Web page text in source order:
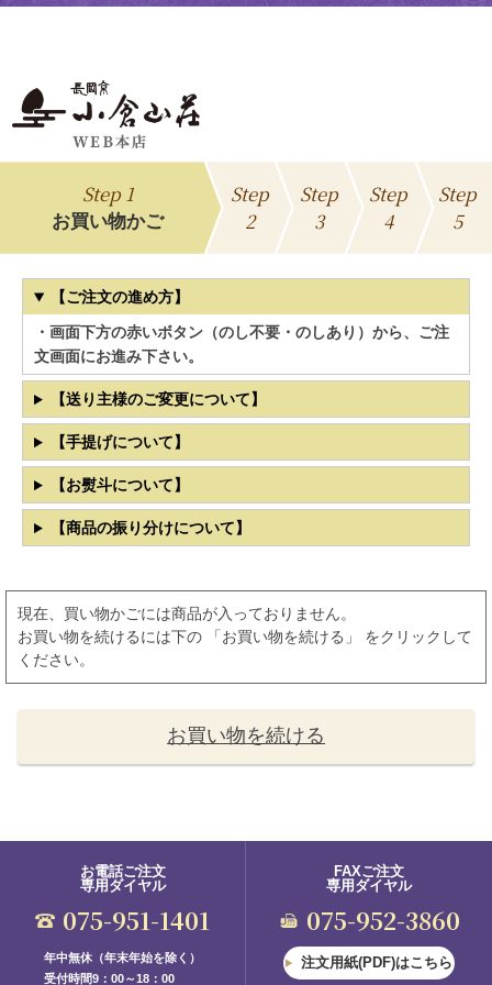
Step 1
お買い物かご
Step
2
Step
3
Step
4
Step
5
【ご注文の進め方】
・画面下方の赤いボタン（のし不要・のしあり）から、ご注
文画面にお進み下さい。
【送り主様のご変更について】
【手提げについて】
【お熨斗について】
【商品の振り分けについて】
現在、買い物かごには商品が入っておりません。
お買い物を続けるには下の 「お買い物を続ける」 をクリックして
ください。
お買い物を続ける
お電話ご注文
専用ダイヤル
075-951-1401
年中無休（年末年始を除く）
受付時間9：00～18：00
FAXご注文
専用ダイヤル
075-952-3860
注文用紙(PDF)はこちら